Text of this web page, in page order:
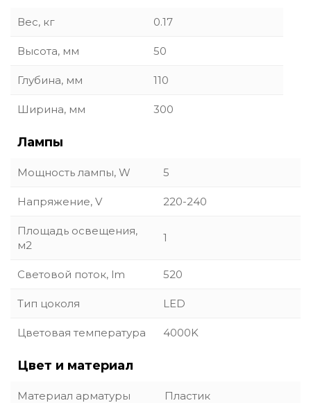
Вес, кг 0.17
Высота, мм 50
Глубина, мм 110
Ширина, мм 300
Лампы
Мощность лампы, W 5
Напряжение, V 220-240
Площадь освещения,
м2
1
Световой поток, lm 520
Тип цоколя LED
Цветовая температура 4000K
Цвет и материал
Материал арматуры Пластик